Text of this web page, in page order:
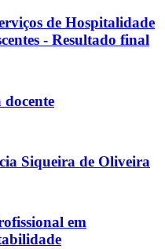
de Hospitalidade
- Resultado final
Siqueira de Oliveira
em